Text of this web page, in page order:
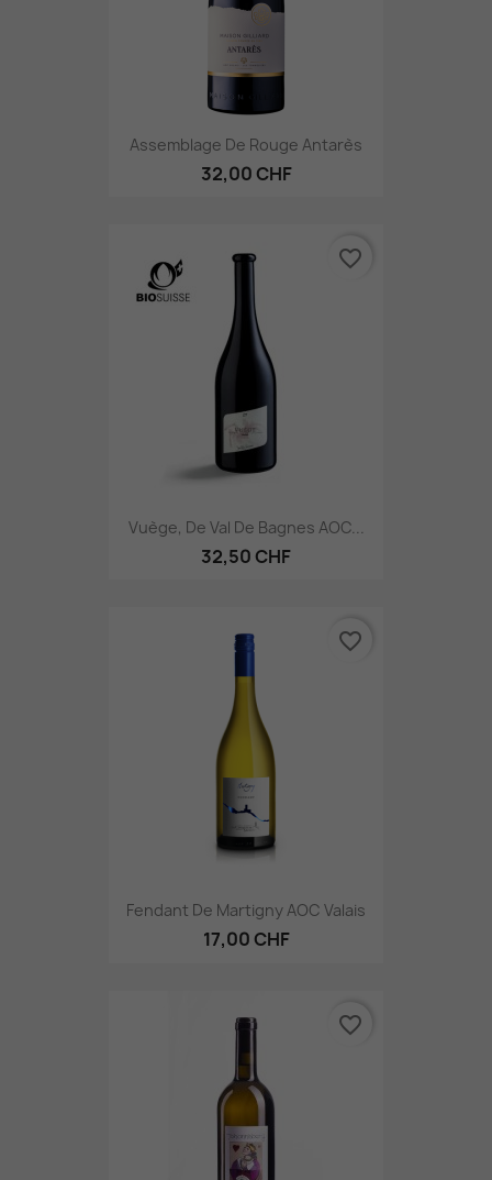
Assemblage De Rouge Antarès
32,00 CHF
Vuège, De Val De Bagnes AOC...
32,50 CHF
favorite_border
Fendant De Martigny AOC Valais
17,00 CHF
favorite_border
favorite_border